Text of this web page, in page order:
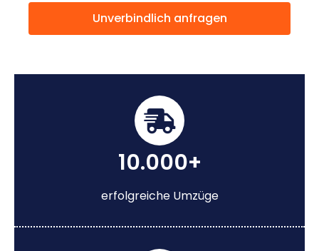
Unverbindlich anfragen
10.000+
erfolgreiche Umzüge